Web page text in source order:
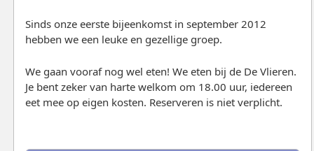
Sinds onze eerste bijeenkomst in september 2012
hebben we een leuke en gezellige groep.
We gaan vooraf nog wel eten! We eten bij de De Vlieren.
Je bent zeker van harte welkom om 18.00 uur, iedereen
eet mee op eigen kosten. Reserveren is niet verplicht.